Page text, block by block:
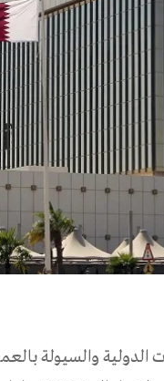
الدولية والسيولة